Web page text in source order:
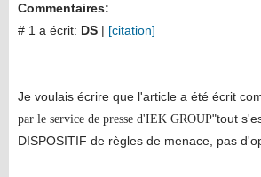
Commentaires:
# 1 a écrit: DS | [citation]
Je voulais écrire que l'article a été écrit
par le service de presse d'IEK GROUP"tout
DISPOSITIF de règles de menace, pas